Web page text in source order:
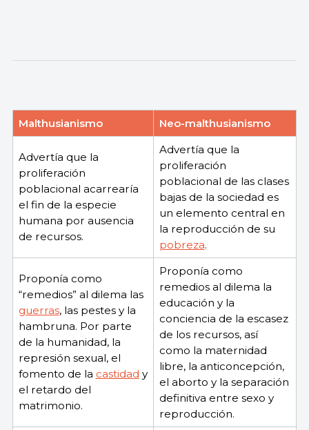
Malthusianismo Neo-malthusianismo
Advertía que la
proliferación
poblacional acarrearía
el fin de la especie
humana por ausencia
de recursos.
Advertía que la
proliferación
poblacional de las clases
bajas de la sociedad es
un elemento central en
la reproducción de su
pobreza.
Proponía como
“remedios” al dilema las
guerras, las pestes y la
hambruna. Por parte
de la humanidad, la
represión sexual, el
fomento de la castidad y
el retardo del
matrimonio.
Proponía como
remedios al dilema la
educación y la
conciencia de la escasez
de los recursos, así
como la maternidad
libre, la anticoncepción,
el aborto y la separación
definitiva entre sexo y
reproducción.